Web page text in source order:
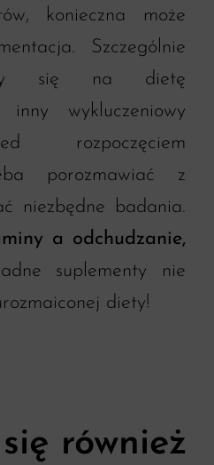
konieczna może
Szczególnie
się na dietę
inny wykluczeniowy
rozpoczęciem
porozmawiać z
niezbędne badania.
a odchudzanie,
suplementy nie
diety!
również